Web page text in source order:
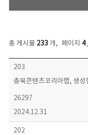
총 게시물 233개, 페이지 4
보도자료 목록 - 번호, 제목, 작성자, 파일, 조회수, 작성일 정보 제공
203
충북콘텐츠코리아랩, 생성
26297
2024.12.31
202